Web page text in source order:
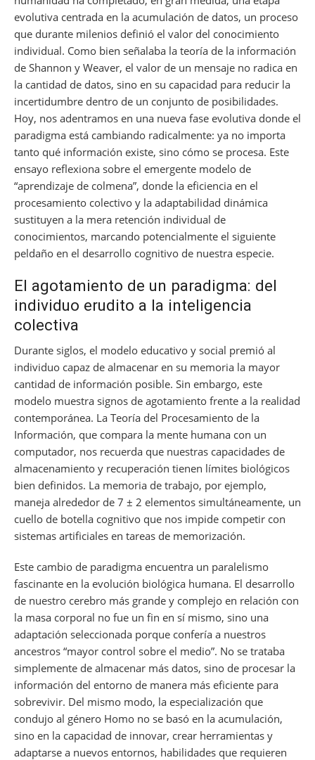
evolutiva centrada en la acumulación de datos, un proceso
que durante milenios definió el valor del conocimiento
individual. Como bien señalaba la teoría de la información
de Shannon y Weaver, el valor de un mensaje no radica en
la cantidad de datos, sino en su capacidad para reducir la
incertidumbre dentro de un conjunto de posibilidades.
Hoy, nos adentramos en una nueva fase evolutiva donde el
paradigma está cambiando radicalmente: ya no importa
tanto qué información existe, sino cómo se procesa. Este
ensayo reflexiona sobre el emergente modelo de
“aprendizaje de colmena”, donde la eficiencia en el
procesamiento colectivo y la adaptabilidad dinámica
sustituyen a la mera retención individual de
conocimientos, marcando potencialmente el siguiente
peldaño en el desarrollo cognitivo de nuestra especie.
El agotamiento de un paradigma: del
individuo erudito a la inteligencia
colectiva
Durante siglos, el modelo educativo y social premió al
individuo capaz de almacenar en su memoria la mayor
cantidad de información posible. Sin embargo, este
modelo muestra signos de agotamiento frente a la realidad
contemporánea. La Teoría del Procesamiento de la
Información, que compara la mente humana con un
computador, nos recuerda que nuestras capacidades de
almacenamiento y recuperación tienen límites biológicos
bien definidos. La memoria de trabajo, por ejemplo,
maneja alrededor de 7 ± 2 elementos simultáneamente, un
cuello de botella cognitivo que nos impide competir con
sistemas artificiales en tareas de memorización.
Este cambio de paradigma encuentra un paralelismo
fascinante en la evolución biológica humana. El desarrollo
de nuestro cerebro más grande y complejo en relación con
la masa corporal no fue un fin en sí mismo, sino una
adaptación seleccionada porque confería a nuestros
ancestros “mayor control sobre el medio”. No se trataba
simplemente de almacenar más datos, sino de procesar la
información del entorno de manera más eficiente para
sobrevivir. Del mismo modo, la especialización que
condujo al género Homo no se basó en la acumulación,
sino en la capacidad de innovar, crear herramientas y
adaptarse a nuevos entornos, habilidades que requieren